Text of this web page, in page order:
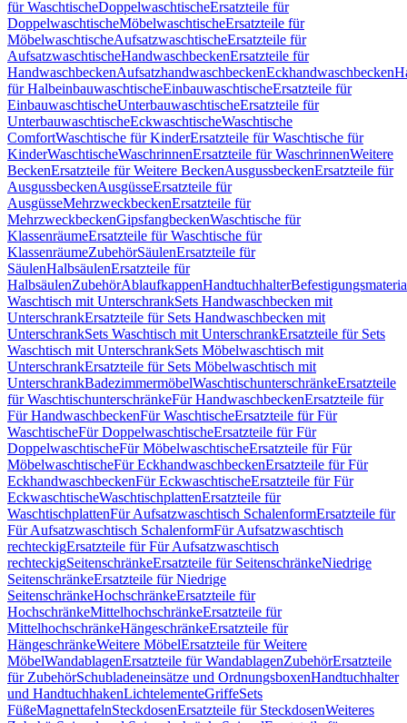
für WaschtischeDoppelwaschtischeErsatzteile für
DoppelwaschtischeMöbelwaschtischeErsatzteile für
MöbelwaschtischeAufsatzwaschtischeErsatzteile für
AufsatzwaschtischeHandwaschbeckenErsatzteile für
HandwaschbeckenAufsatzhandwaschbeckenEckhandwaschbecken
für HalbeinbauwaschtischeEinbauwaschtischeErsatzteile für
EinbauwaschtischeUnterbauwaschtischeErsatzteile für
UnterbauwaschtischeEckwaschtischeWaschtische
ComfortWaschtische für KinderErsatzteile für Waschtische für
KinderWaschtischeWaschrinnenErsatzteile für WaschrinnenWeitere
BeckenErsatzteile für Weitere BeckenAusgussbeckenErsatzteile für
AusgussbeckenAusgüsseErsatzteile für
AusgüsseMehrzweckbeckenErsatzteile für
MehrzweckbeckenGipsfangbeckenWaschtische für
KlassenräumeErsatzteile für Waschtische für
KlassenräumeZubehörSäulenErsatzteile für
SäulenHalbsäulenErsatzteile für
HalbsäulenZubehörAblaufkappenHandtuchhalter
Waschtisch mit UnterschrankSets Handwaschbecken mit
UnterschrankErsatzteile für Sets Handwaschbecken mit
UnterschrankSets Waschtisch mit UnterschrankErsatzteile für Sets
Waschtisch mit UnterschrankSets Möbelwaschtisch mit
UnterschrankErsatzteile für Sets Möbelwaschtisch mit
UnterschrankBadezimmermöbelWaschtischunterschränkeErsatzteile
für WaschtischunterschränkeFür HandwaschbeckenErsatzteile für
Für HandwaschbeckenFür WaschtischeErsatzteile für Für
WaschtischeFür DoppelwaschtischeErsatzteile für Für
DoppelwaschtischeFür MöbelwaschtischeErsatzteile für Für
MöbelwaschtischeFür EckhandwaschbeckenErsatzteile für Für
EckhandwaschbeckenFür EckwaschtischeErsatzteile für Für
EckwaschtischeWaschtischplattenErsatzteile für
WaschtischplattenFür Aufsatzwaschtisch SchalenformErsatzteile für
Für Aufsatzwaschtisch SchalenformFür Aufsatzwaschtisch
rechteckigErsatzteile für Für Aufsatzwaschtisch
rechteckigSeitenschränkeErsatzteile für SeitenschränkeNiedrige
SeitenschränkeErsatzteile für Niedrige
SeitenschränkeHochschränkeErsatzteile für
HochschränkeMittelhochschränkeErsatzteile für
MittelhochschränkeHängeschränkeErsatzteile für
HängeschränkeWeitere MöbelErsatzteile für Weitere
MöbelWandablagenErsatzteile für WandablagenZubehörErsatzteile
für ZubehörSchubladeneinsätze und OrdnungsboxenHandtuchhalter
und HandtuchhakenLichtelementeGriffeSets
FüßeMagnettafelnSteckdosenErsatzteile für SteckdosenWeiteres